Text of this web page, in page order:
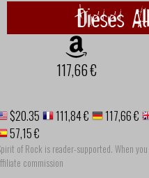
Dieses
117,66 €
$20.35 111,84 € 117,66 €
57,15 €
of Rock is reader-supported. When
commission